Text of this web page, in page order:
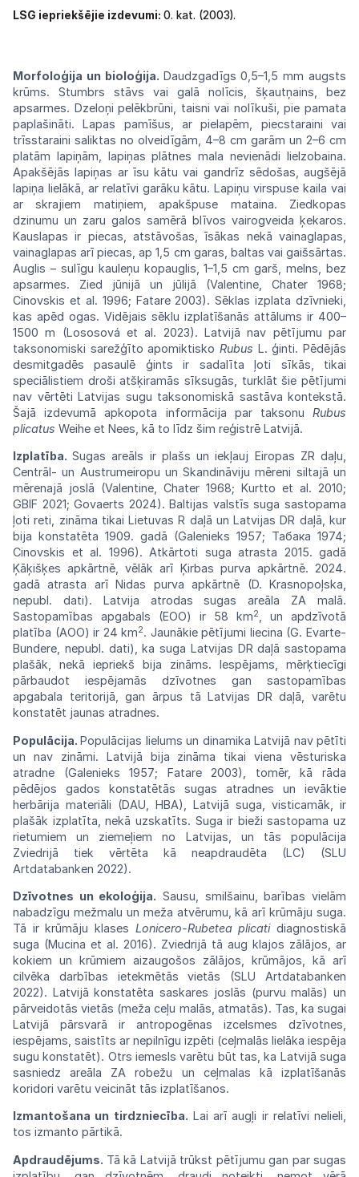
LSG iepriekšējie izdevumi: 0. kat. (2003).
Morfoloģija un bioloģija. Daudzgadīgs 0,5–1,5 mm augsts
krūms. Stumbrs stāvs vai galā nolīcis, šķautņains, bez
apsarmes. Dzeloņi pelēkbrūni, taisni vai nolīkuši, pie pamata
paplašināti. Lapas pamīšus, ar pielapēm, piecstaraini vai
trīsstaraini saliktas no olveidīgām, 4–8 cm garām un 2–6 cm
platām lapiņām, lapiņas plātnesmalanevienādi lielzobaina.
Apakšējās lapiņas ar īsu kātu vai gandrīz sēdošas, augšējā
lapiņa lielākā, ar relatīvi garāku kātu. Lapiņu virspusekailavai
ar skrajiem matiņiem, apakšpuse mataina. Ziedkopas
dzinumu un zaru galos samērā blīvos vairogveida ķekaros.
Kauslapas ir piecas, atstāvošas, īsākas nekā vainaglapas,
vainaglapasarīpiecas, ap 1,5 cm garas, baltas vai gaišsārtas.
Auglis – sulīgu kauleņu kopauglis, 1–1,5 cm garš, melns, bez
apsarmes. Zied jūnijā un jūlijā (Valentine, Chater 1968;
Cinovskis et al. 1996; Fatare 2003). Sēklas izplata dzīvnieki,
kas apēd ogas. Vidējais sēklu izplatīšanās attālums ir 400–
1500 m (Lososová et al. 2023). Latvijānav pētījumu par
taksonomiski sarežģīto apomiktiskoRubus L. ģinti. Pēdējās
desmitgadēspasaulē ģints ir sadalīta ļoti sīkās, tikai
speciālistiem droši atšķiramās sīksugās, turklāt šie pētījumi
nav vērtēti Latvijas sugu taksonomiskā sastāva kontekstā.
Šajā izdevumā apkopota informācija par taksonu
Rubus
plicatus Weihe et Nees, kā to līdz šim reģistrē Latvijā.
Izplatība.Sugas areāls ir plašs uniekļauj Eiropas ZR daļu,
Centrāl- un Austrumeiropu un Skandināviju mēreni siltajā un
mērenajā joslā (Valentine, Chater 1968; Kurtto et al. 2010;
GBIF 2021; Govaerts 2024). Baltijas valstīssugasastopama
ļoti reti, zināma tikai Lietuvas R daļā un Latvijas DR daļā, kur
bija konstatēta 1909. gadā (Galenieks 1957; Табака 1974;
Cinovskis et al. 1996). Atkārtoti suga atrasta 2015. gadā
Ķāķišķes apkārtnē, vēlāk arī Ķirbas purva apkārtnē.2024.
gadā atrasta arī Nidas purvaapkārtnē (D.Krasnopoļska,
nepubl. dati). Latvija atrodas sugas areāla ZA malā.
Sastopamības apgabals (EOO) ir 58 km2, un apdzīvotā
platība (AOO)ir 24km2. Jaunākie pētījumi liecina (G. Evarte-
Bundere, nepubl. dati), ka suga Latvijas DRdaļā sastopama
plašāk, nekā iepriekš bija zināms. Iespējams, mērķtiecīgi
pārbaudot iespējamās dzīvotnes gan sastopamības
apgabala teritorijā, gan ārpus tā Latvijas DR daļā, varētu
konstatēt jaunas atradnes.
Populācija.Populācijas lielums un dinamikaLatvijā navpētīti
un nav zināmi. Latvijā bija zināma tikai viena vēsturiska
atradne (Galenieks1957; Fatare 2003), tomēr,kā rāda
pēdējos
gados konstatētās sugas atradnes un ievāktie
herbārija materiāli (DAU, HBA), Latvijā suga, visticamāk, ir
plašāk izplatīta, nekā uzskatīts. Suga ir bieži sastopama uz
rietumiem un ziemeļiem no Latvijas, un tās populācija
Zviedrijā tiek vērtēta kā neapdraudēta (LC) (SLU
Artdatabanken 2022).
Dzīvotnes un ekoloģija. Sausu, smilšainu, barības vielām
nabadzīgu mežmalu un meža atvērumu, kā arī krūmāju suga.
Tā ir krūmāju klases Lonicero-Rubetea plicatidiagnostiskā
suga (Mucina et al. 2016). Zviedrijā tā aug klajos zālājos, ar
kokiem un krūmiem aizaugošos zālājos, krūmājos, kā arī
cilvēka darbības ietekmētās vietās (SLU Artdatabanken
2022). Latvijā konstatēta saskares joslās (purvumalās)un
pārveidotās vietās (meža ceļu malās, atmatās). Tas, ka sugai
Latvijā pārsvarā ir antropogēnas izcelsmes dzīvotnes,
iespējams, saistīts ar nepilnīgu izpēti (ceļmalās lielāka iespēja
sugu konstatēt). Otrs iemesls varētu būt tas, ka Latvijāsuga
sasniedz areāla ZA robežu un ceļmalas kā izplatīšanās
koridori varētu veicināt tās izplatīšanos.
Izmantošana un tirdzniecība. Lai arī augļi ir relatīvi nelieli,
tos izmanto pārtikā.
Apdraudējums. Tā kā Latvijā trūkst pētījumu gan par sugas